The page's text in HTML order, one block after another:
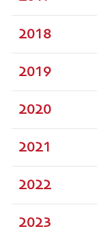
2018
2019
2020
2021
2022
2023